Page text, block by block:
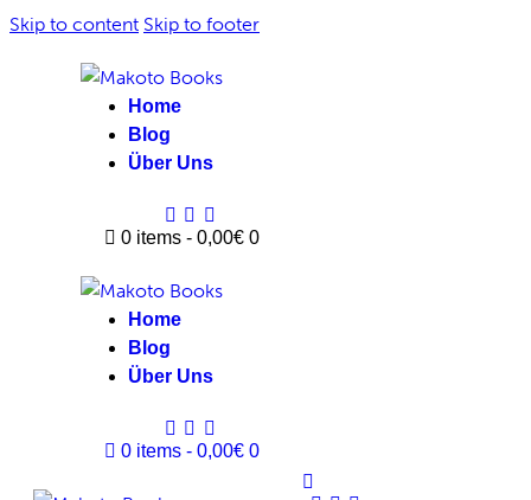
Skip to content Skip to footer
Home
Blog
Über Uns
0 items - 0,00€ 0
Home
Blog
Über Uns
0 items - 0,00€ 0